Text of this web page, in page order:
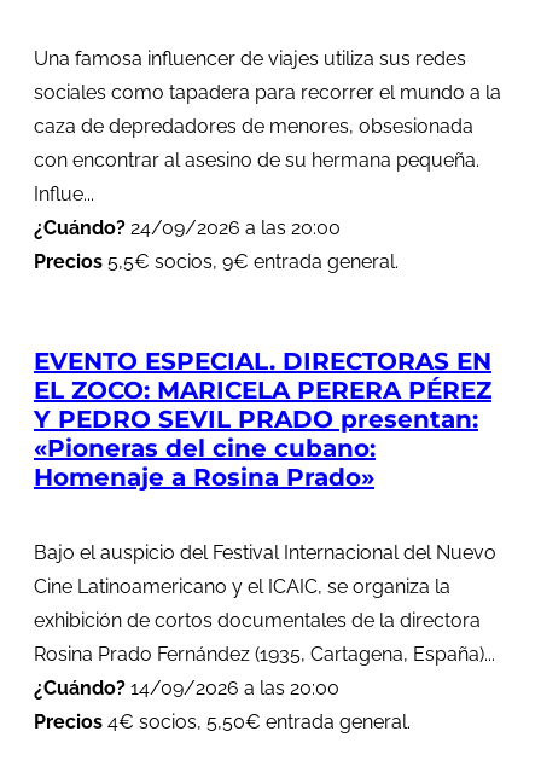
Una famosa influencer de viajes utiliza sus redes
sociales como tapadera para recorrer el mundo a la
caza de depredadores de menores, obsesionada
con encontrar al asesino de su hermana pequeña.
Influe...
¿Cuándo? 24/09/2026 a las 20:00
Precios 5,5€ socios, 9€ entrada general.
EVENTO ESPECIAL. DIRECTORAS EN
EL ZOCO: MARICELA PERERA PÉREZ
Y PEDRO SEVIL PRADO presentan:
«Pioneras del cine cubano:
Homenaje a Rosina Prado»
Bajo el auspicio del Festival Internacional del Nuevo
Cine Latinoamericano y el ICAIC, se organiza la
exhibición de cortos documentales de la directora
Rosina Prado Fernández (1935, Cartagena, España)...
¿Cuándo? 14/09/2026 a las 20:00
Precios 4€ socios, 5,50€ entrada general.